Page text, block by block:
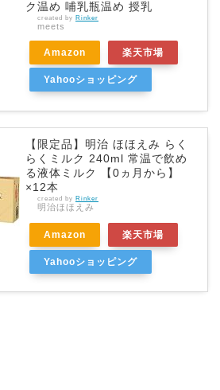
ク温め 哺乳瓶温め 授乳
created by Rinker
meets
Amazon 楽天市場
Yahooショッピング
【限定品】明治 ほほえみ らく
らくミルク 240ml 常温で飲め
る液体ミルク 【0ヵ月から】
×12本
created by Rinker
明治ほほえみ
Amazon 楽天市場
Yahooショッピング